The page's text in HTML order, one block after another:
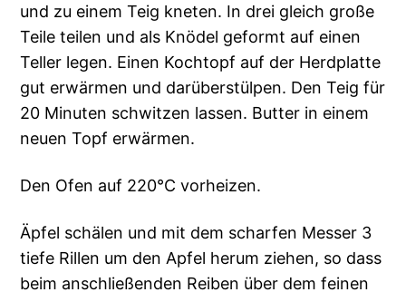
und zu einem Teig kneten. In drei gleich große
Teile teilen und als Knödel geformt auf einen
Teller legen. Einen Kochtopf auf der Herdplatte
gut erwärmen und darüberstülpen. Den Teig für
20 Minuten schwitzen lassen. Butter in einem
neuen Topf erwärmen.
Den Ofen auf 220°C vorheizen.
Äpfel schälen und mit dem scharfen Messer 3
tiefe Rillen um den Apfel herum ziehen, so dass
beim anschließenden Reiben über dem feinen